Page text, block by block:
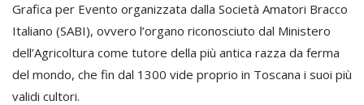
Grafica per Evento organizzata dalla Società Amatori Bracco
Italiano (SABI), ovvero l’organo riconosciuto dal Ministero
dell’Agricoltura come tutore della più antica razza da ferma
del mondo, che fin dal 1300 vide proprio in Toscana i suoi più
validi cultori.